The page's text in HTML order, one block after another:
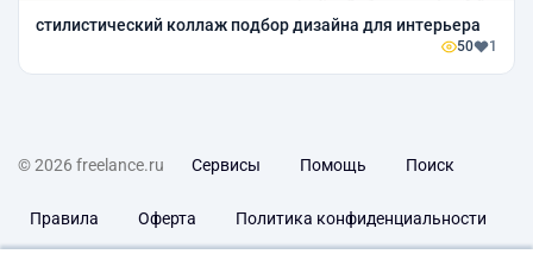
стилистический коллаж подбор дизайна для интерьера
50 1
© 2026 freelance.ru Сервисы Помощь Поиск
Правила Оферта Политика конфиденциальности